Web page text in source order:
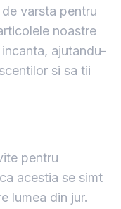
varsta pentru
noastre
ajutandu-
si sa tii
pentru
acestia se simt
lumea din jur.